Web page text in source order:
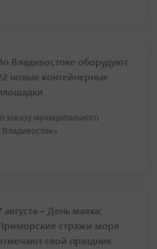
Владивостоке оборудуют
новые контейнерные
заказу муниципального
августа – День маяка:
стражи моря
свой праздник